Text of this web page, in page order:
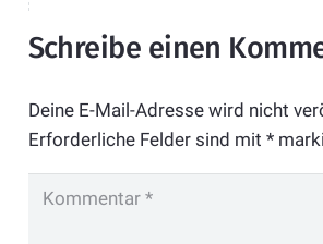
Schreibe einen
Deine E-Mail-Adresse wird nicht
Erforderliche Felder sind mit *